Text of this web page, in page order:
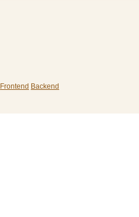
Frontend Backend